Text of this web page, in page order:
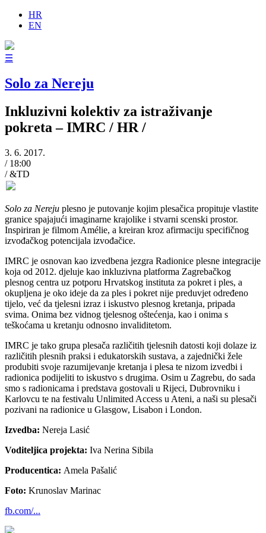
HR
EN
☰
Solo za Nereju
Inkluzivni kolektiv za istraživanje
pokreta – IMRC / HR /
3. 6. 2017.
/ 18:00
/&TD
Solo za Nereju plesno je putovanje kojim plesačica propituje vlastite
granice spajajući imaginarne krajolike i stvarni scenski prostor.
Inspiriran je filmom Amélie, a kreiran kroz afirmaciju specifičnog
izvođačkog potencijala izvođačice.
IMRC je osnovan kao izvedbena jezgra Radionice plesne integracije
koja od 2012. djeluje kao inkluzivna platforma Zagrebačkog
plesnog centra uz potporu Hrvatskog instituta za pokret i ples, a
okupljena je oko ideje da za ples i pokret nije preduvjet određeno
tijelo, već da tjelesni izraz i iskustvo plesnog kretanja, pripada
svima. Onima bez vidnog tjelesnog oštećenja, kao i onima s
teškoćama u kretanju odnosno invaliditetom.
IMRC je tako grupa plesača različitih tjelesnih datosti koji dolaze iz
različitih plesnih praksi i edukatorskih sustava, a zajednički žele
produbiti svoje razumijevanje kretanja i plesa te nizom izvedbi i
radionica podijeliti to iskustvo s drugima. Osim u Zagrebu, do sada
smo s radionicama i predstava gostovali u Rijeci, Dubrovniku i
Karlovcu te na festivalu Unlimited Access u Ateni, a naši su plesači
pozivani na radionice u Glasgow, Lisabon i London.
Izvedba: Nereja Lasić
Voditeljica projekta: Iva Nerina Sibila
Producentica: Amela Pašalić
Foto: Krunoslav Marinac
fb.com/...